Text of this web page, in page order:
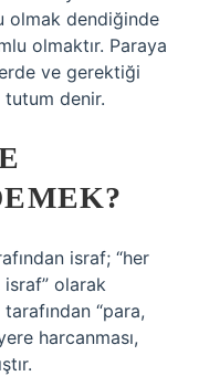
olmak dendiğinde
olmaktır. Paraya
ve gerektiği
tutum denir.
israf; “her
olarak
“para,
harcanması,